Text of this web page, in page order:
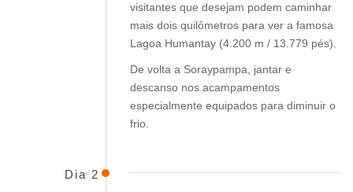
visitantes que desejam podem caminhar
mais dois quilômetros para ver a famosa
Lagoa Humantay (4.200 m / 13.779 pés).
De volta a Soraypampa, jantar e
descanso nos acampamentos
especialmente equipados para diminuir o
frio.
Dia 2